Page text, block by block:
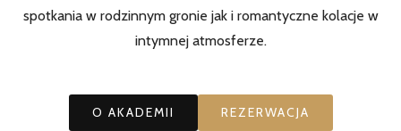
spotkania w rodzinnym gronie jak i romantyczne kolacje w
intymnej atmosferze.
O AKADEMII REZERWACJA